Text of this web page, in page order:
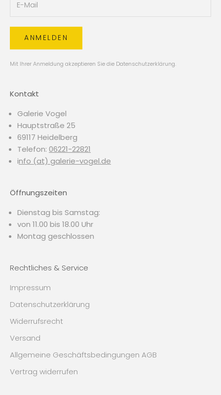
ANMELDEN
Mit Ihrer Anmeldung akzeptieren Sie die Datenschutzerklärung.
Kontakt
Galerie Vogel
Hauptstraße 25
69117 Heidelberg
Telefon: 06221-22821
info (at) galerie-vogel.de
Öffnungszeiten
Dienstag bis Samstag:
von 11.00 bis 18.00 Uhr
Montag geschlossen
Rechtliches & Service
Impressum
Datenschutzerklärung
Widerrufsrecht
Versand
Allgemeine Geschäftsbedingungen AGB
Vertrag widerrufen